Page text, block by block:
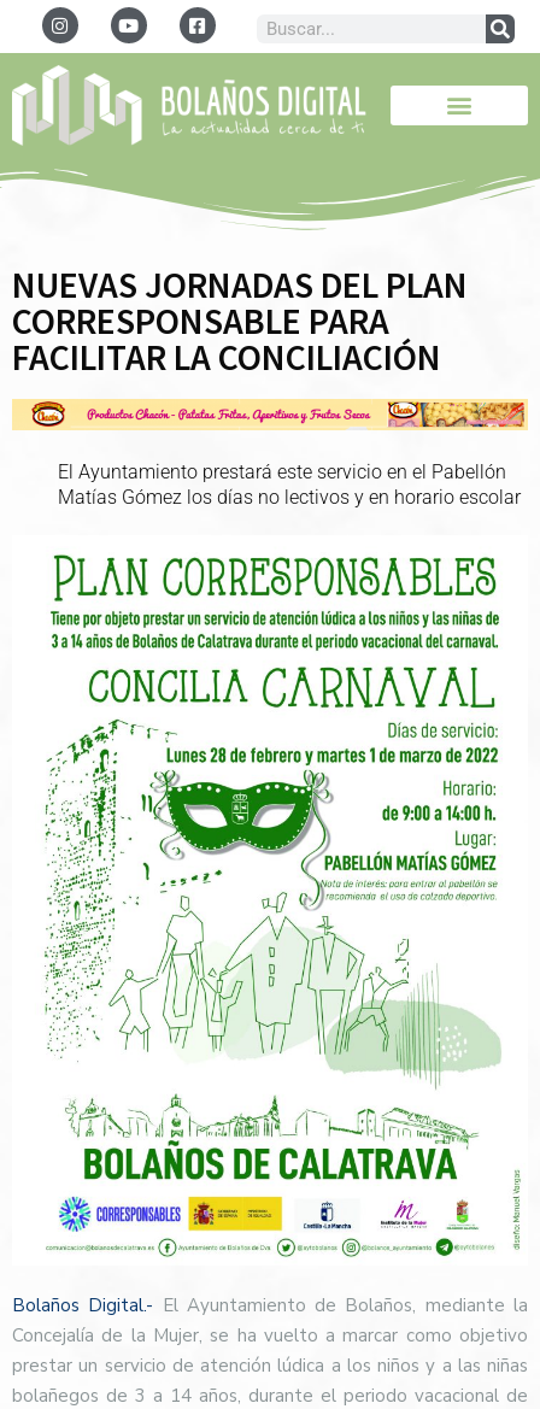
NUEVAS JORNADAS DEL PLAN
CORRESPONSABLE PARA
FACILITAR LA CONCILIACIÓN
El Ayuntamiento prestará este servicio en el Pabellón
Matías Gómez los días no lectivos y en horario escolar
Bolaños Digital.- El Ayuntamiento de Bolaños, mediante la
Concejalía de la Mujer, se ha vuelto a marcar como objetivo
prestar un servicio de atención lúdica a los niños y a las niñas
bolañegos de 3 a 14 años, durante el periodo vacacional de